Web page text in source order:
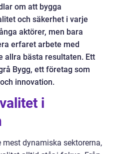
om att bygga
och säkerhet i varje
aktörer, men bara
erfaret arbete med
allra bästa resultaten. Ett
Bygg, ett företag som
innovation.
i
mest dynamiska sektorerna,